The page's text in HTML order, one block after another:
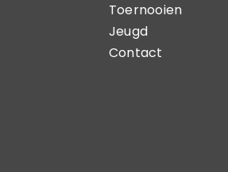
Toernooien
Jeugd
Contact